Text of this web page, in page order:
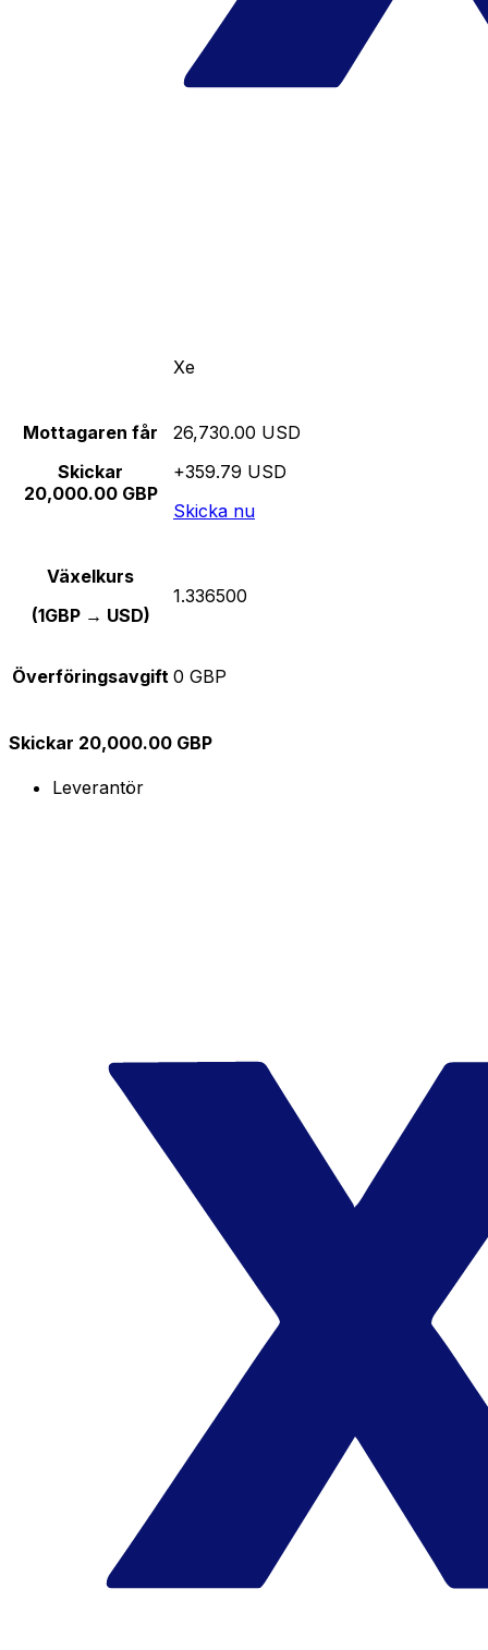
Xe
Mottagaren får
Skickar
20,000.00 GBP
26,730.00 USD
+359.79 USD
Skicka nu
Växelkurs
(1GBP → USD)
1.336500
Överföringsavgift 0 GBP
Skickar 20,000.00 GBP
Leverantör